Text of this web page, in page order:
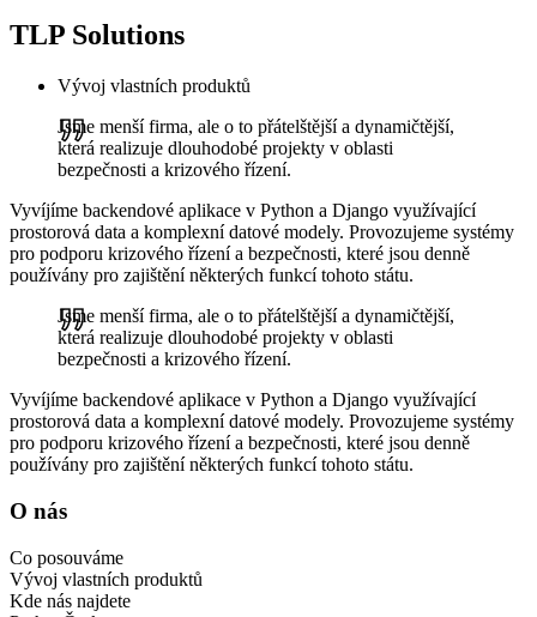
TLP Solutions
Vývoj vlastních produktů
Jsme menší firma, ale o to přátelštější a dynamičtější,
která realizuje dlouhodobé projekty v oblasti
bezpečnosti a krizového řízení.
Vyvíjíme backendové aplikace v Python a Django využívající
prostorová data a komplexní datové modely. Provozujeme systémy
pro podporu krizového řízení a bezpečnosti, které jsou denně
používány pro zajištění některých funkcí tohoto státu.
Jsme menší firma, ale o to přátelštější a dynamičtější,
která realizuje dlouhodobé projekty v oblasti
bezpečnosti a krizového řízení.
Vyvíjíme backendové aplikace v Python a Django využívající
prostorová data a komplexní datové modely. Provozujeme systémy
pro podporu krizového řízení a bezpečnosti, které jsou denně
používány pro zajištění některých funkcí tohoto státu.
O nás
Co posouváme
Vývoj vlastních produktů
Kde nás najdete